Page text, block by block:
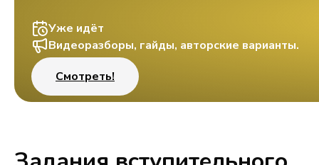
Уже идёт
Видеоразборы, гайды, авторские варианты.
Смотреть!